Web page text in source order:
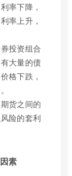
率下降，
率上升，
投资组合
大量的债
格下跌，
货之间的
险的套利
素